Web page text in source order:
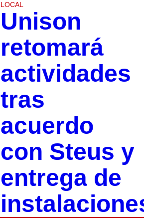
LOCAL
Unison
retomará
actividades
tras
acuerdo
con Steus y
entrega de